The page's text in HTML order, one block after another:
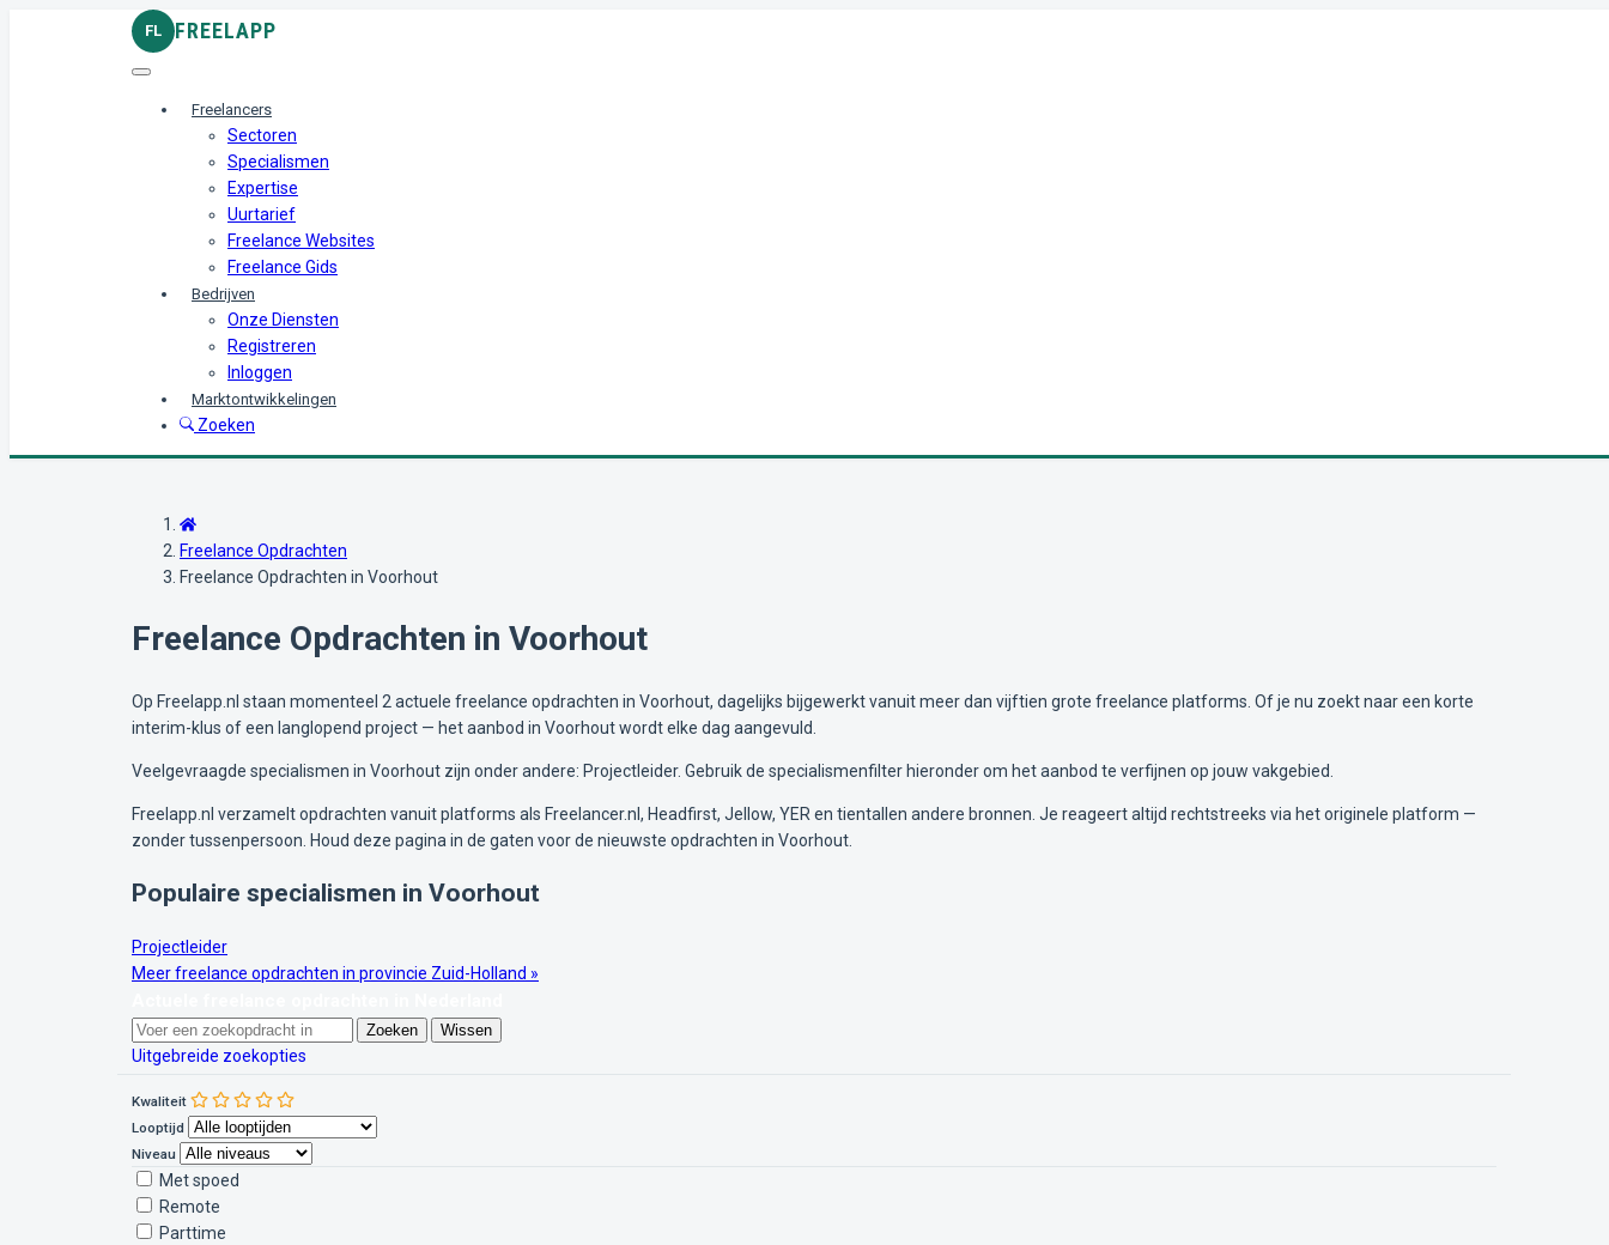
FL FREELAPP
Freelancers
Sectoren
Specialismen
Expertise
Uurtarief
Freelance Websites
Freelance Gids
Bedrijven
Onze Diensten
Registreren
Inloggen
Marktontwikkelingen
Zoeken
Freelance Opdrachten
Freelance Opdrachten in Voorhout
Freelance Opdrachten in Voorhout
Op Freelapp.nl staan momenteel 2 actuele freelance opdrachten in Voorhout, dagelijks bijgewerkt vanuit meer dan vijftien grote freelance platforms. Of je nu zoekt naar een korte
interim-klus of een langlopend project — het aanbod in Voorhout wordt elke dag aangevuld.
Veelgevraagde specialismen in Voorhout zijn onder andere: Projectleider. Gebruik de specialismenfilter hieronder om het aanbod te verfijnen op jouw vakgebied.
Freelapp.nl verzamelt opdrachten vanuit platforms als Freelancer.nl, Headfirst, Jellow, YER en tientallen andere bronnen. Je reageert altijd rechtstreeks via het originele platform —
zonder tussenpersoon. Houd deze pagina in de gaten voor de nieuwste opdrachten in Voorhout.
Populaire specialismen in Voorhout
Projectleider
Meer freelance opdrachten in provincie Zuid-Holland »
Zoeken Wissen
Uitgebreide zoekopties
Kwaliteit
Looptijd
Niveau
Met spoed
Remote
Parttime